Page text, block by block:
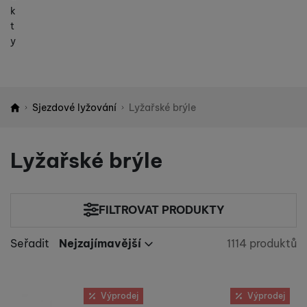
k
t
y
Sjezdové lyžování Lyžařské brýle
Lyžařské brýle
Seřadit
Nejzajímavější
Nejdražší
Nejvíc zlevněné
Nejzajímavější Nalezeno
1114 produktů
FILTROVAT PRODUKTY
Cena(Kč)
(1)
Určeno proVýprodej
Výprodej